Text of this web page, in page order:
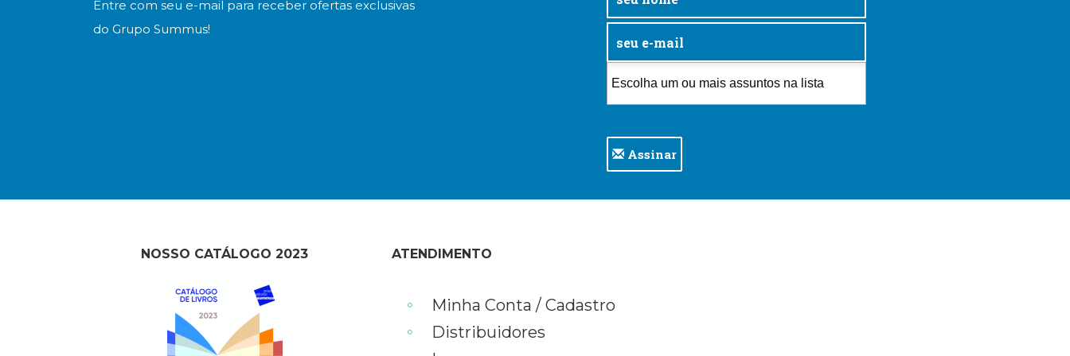
Entre com seu e-mail para receber ofertas exclusivas
do Grupo Summus!
Assinar
NOSSO CATÁLOGO 2023 ATENDIMENTO
Minha Conta / Cadastro
Distribuidores